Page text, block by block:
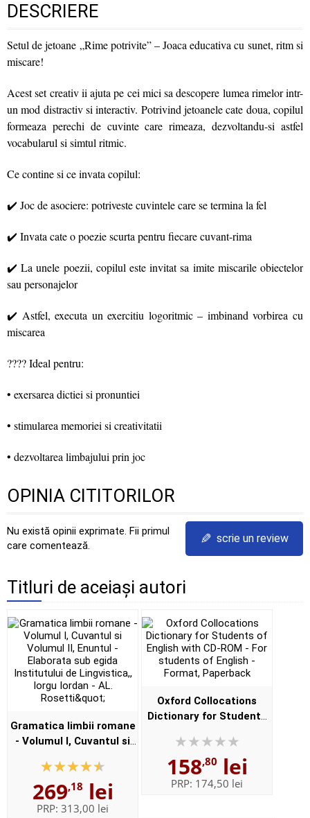
DESCRIERE
Setul de jetoane „Rime potrivite” – Joaca educativa cu sunet, ritm si
miscare!
Acest set creativ ii ajuta pe cei mici sa descopere lumea rimelor intr-
un mod distractiv si interactiv. Potrivind jetoanele cate doua, copilul
formeaza perechi de cuvinte care rimeaza, dezvoltandu-si astfel
vocabularul si simtul ritmic.
Ce contine si ce invata copilul:
✔️ Joc de asociere: potriveste cuvintele care se termina la fel
✔️ Invata cate o poezie scurta pentru fiecare cuvant-rima
✔️ La unele poezii, copilul este invitat sa imite miscarile obiectelor
sau personajelor
✔️ Astfel, executa un exercitiu logoritmic – imbinand vorbirea cu
miscarea
???? Ideal pentru:
• exersarea dictiei si pronuntiei
• stimularea memoriei si creativitatii
• dezvoltarea limbajului prin joc
OPINIA CITITORILOR
Nu există opinii exprimate. Fii primul
care comentează.
✎ scrie un review
Titluri de aceiași autori
Gramatica limbii romane
- Volumul I, Cuvantul si
Elaborata sub egida
Institutului de
Lingvistica,,...
269,18 lei
PRP: 313,00 lei
Oxford Collocations
Dictionary for Students
For students of English -
Format, Paperback
158,80 lei
PRP: 174,50 lei